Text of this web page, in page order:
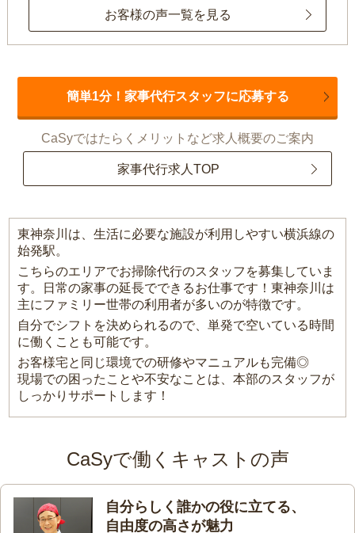
お客様の声一覧を見る
簡単1分！家事代行スタッフに応募する
CaSyではたらくメリットなど求人概要のご案内
家事代行求人TOP
東神奈川は、生活に必要な施設が利用しやすい横浜線の
始発駅。
こちらのエリアでお掃除代行のスタッフを募集していま
す。日常の家事の延長でできるお仕事です！東神奈川は
主にファミリー世帯の利用者が多いのが特徴です。
自分でシフトを決められるので、単発で空いている時間
に働くことも可能です。
お客様宅と同じ環境での研修やマニュアルも完備◎
現場での困ったことや不安なことは、本部のスタッフが
しっかりサポートします！
CaSyで働くキャストの声
自分らしく誰かの役に立てる、
自由度の高さが魅力